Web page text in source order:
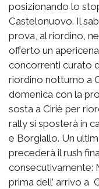
posizionando lo
Castelonuovo. Il
prova, al riordino,
offerto un
concorrenti curato
riordino notturno a
domenica con la
sosta a Ciriè per
rally si sposterà in
e Borgiallo. Un
precederà il rush
consecutivamente:
prima dell’ arrivo a